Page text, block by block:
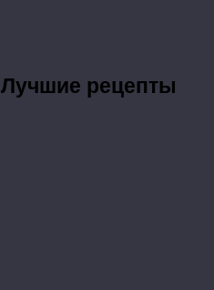
Лучшие рецепты